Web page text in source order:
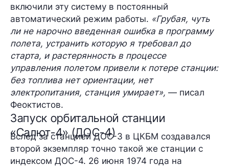
включили эту систему в постоянный
автоматический режим работы. «Грубая, чуть
ли не нарочно введенная ошибка в программу
полета, устранить которую я требовал до
старта, и растерянность в процессе
управления полетом привели к потере станции:
без топлива нет ориентации, нет
электропитания, станция умирает», — писал
Феоктистов.
Запуск орбитальной станции
«Салют-4» (ДОС-4)
Вслед за станцией ДОС-3 в ЦКБМ создавался
второй экземпляр точно такой же станции с
индексом ДОС-4. 26 июня 1974 года на